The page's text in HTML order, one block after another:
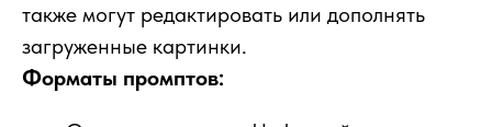
также могут редактировать или дополнять
загруженные картинки.
Форматы промптов: